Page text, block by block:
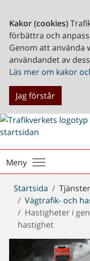
Kakor (cookies)
förbättra och
Genom att använda
användandet av
Läs mer om kakor
Jag förstår
Meny
Du
är
här:
Startsida Tjänster
Vägtrafik- och
Hastigheter i
hastighet